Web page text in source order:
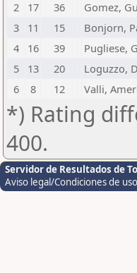
2
17 36 Gomez,
3
11 15 Bonjorn,
4
16 39 Pugliese,
5
13 20 Loguzzo,
6
8 12 Valli,
*) Rating
400.
Servidor de Resultados de
Aviso legal/Condiciones de uso